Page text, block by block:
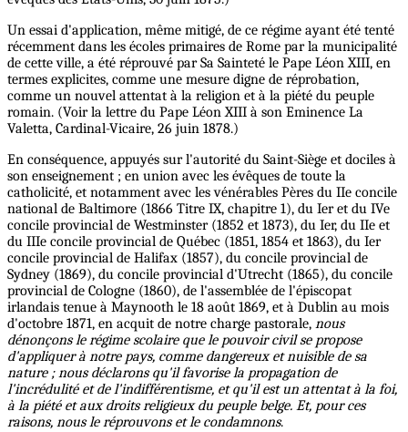
Un essai d'application, même mitigé, de ce régime ayant été tenté
récemment dans les écoles primaires de Rome par la municipalité
de cette ville, a été réprouvé par Sa Sainteté le Pape Léon XIII, en
termes explicites, comme une mesure digne de réprobation,
comme un nouvel attentat à la religion et à la piété du peuple
romain. (Voir la lettre du Pape Léon XIII à son Eminence La
Valetta, Cardinal-Vicaire, 26 juin 1878.)
En conséquence, appuyés sur l'autorité du Saint-Siège et dociles à
son enseignement ; en union avec les évêques de toute la
catholicité, et notamment avec les vénérables Pères du IIe concile
national de Baltimore (1866 Titre IX, chapitre 1), du Ier et du IVe
concile provincial de Westminster (1852 et 1873), du Ier, du IIe et
du IIIe concile provincial de Québec (1851, 1854 et 1863), du Ier
concile provincial de Halifax (1857), du concile provincial de
Sydney (1869), du concile provincial d'Utrecht (1865), du concile
provincial de Cologne (1860), de l'assemblée de l'épiscopat
irlandais tenue à Maynooth le 18 août 1869, et à Dublin au mois
d'octobre 1871, en acquit de notre charge pastorale, nous
dénonçons le régime scolaire que le pouvoir civil se propose
d'appliquer à notre pays, comme dangereux et nuisible de sa
nature ; nous déclarons qu'il favorise la propagation de
l'incrédulité et de l'indifférentisme, et qu'il est un attentat à la foi,
à la piété et aux droits religieux du peuple belge. Et, pour ces
raisons, nous le réprouvons et le condamnons.